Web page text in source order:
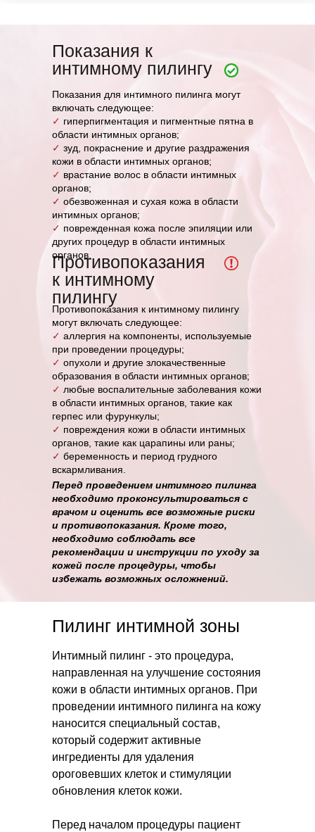
Показания к
интимному пилингу
Показания для интимного пилинга могут
включать следующее:
✓ гиперпигментация и пигментные пятна в
области интимных органов;
✓ зуд, покраснение и другие раздражения
кожи в области интимных органов;
✓ врастание волос в области интимных
органов;
✓ обезвоженная и сухая кожа в области
интимных органов;
✓ поврежденная кожа после эпиляции или
других процедур в области интимных
органов.
Противопоказания
к интимному
пилингу
Противопоказания к интимному пилингу
могут включать следующее:
✓ аллергия на компоненты, используемые
при проведении процедуры;
✓ опухоли и другие злокачественные
образования в области интимных органов;
✓ любые воспалительные заболевания кожи
в области интимных органов, такие как
герпес или фурункулы;
✓ повреждения кожи в области интимных
органов, такие как царапины или раны;
✓ беременность и период грудного
вскармливания.
Перед проведением интимного пилинга
необходимо проконсультироваться с
врачом и оценить все возможные риски
и противопоказания. Кроме того,
необходимо соблюдать все
рекомендации и инструкции по уходу за
кожей после процедуры, чтобы
избежать возможных осложнений.
Пилинг интимной зоны
Интимный пилинг - это процедура,
направленная на улучшение состояния
кожи в области интимных органов. При
проведении интимного пилинга на кожу
наносится специальный состав,
который содержит активные
ингредиенты для удаления
ороговевших клеток и стимуляции
обновления клеток кожи.
Перед началом процедуры пациент